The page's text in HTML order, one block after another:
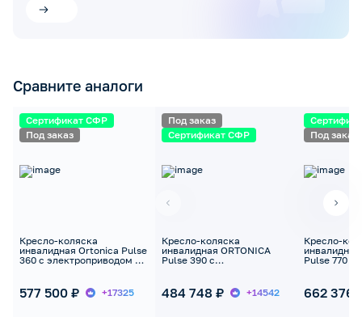
Сравните аналоги
Сертификат СФР
Под заказ
Кресло-коляска
инвалидная Ortonica Pulse
360 с электроприводом до
577 500 ₽ +17325
Под заказ
Сертификат СФР
Кресло-коляска
инвалидная ORTONICA
Pulse 390 с
484 748 ₽ +14542
Под заказ
Кресло-
инвалидная
Pulse 770 с
662 376